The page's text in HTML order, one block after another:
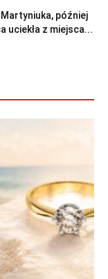
później
uciekła z miejsca...